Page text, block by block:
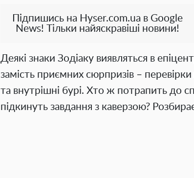
Підпишись на Hyser.com.ua в Google
News! Тільки найяскравіші новини!
Деякі знаки Зодіаку виявляться в
замість приємних сюрпризів –
та внутрішні бурі. Хто ж потрапить до
підкинуть завдання з каверзою?